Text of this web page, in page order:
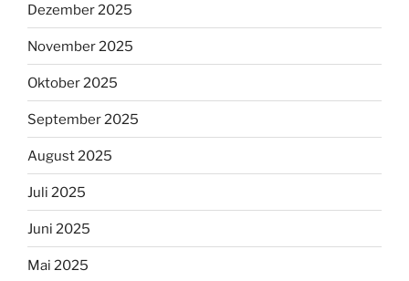
Dezember 2025
November 2025
Oktober 2025
September 2025
August 2025
Juli 2025
Juni 2025
Mai 2025